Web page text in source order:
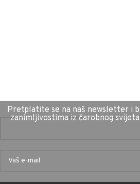
Pretplatite se na naš newsletter i
zanimljivostima iz čarobnog